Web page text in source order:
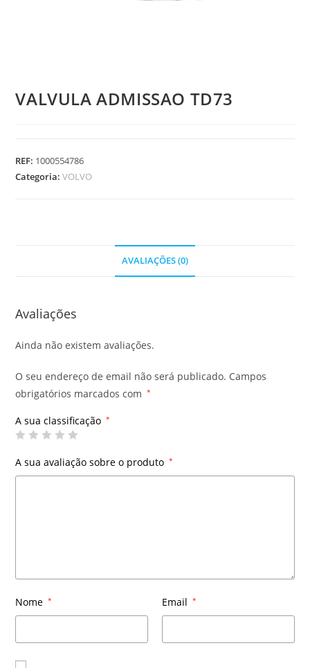
VALVULA ADMISSAO TD73
REF: 1000554786
Categoria:VOLVO
AVALIAÇÕES (0)
Avaliações
Ainda não existem avaliações.
O seu endereço de email não será publicado. Campos
obrigatórios marcados com
*
A sua classificação *
A sua avaliação sobre o produto *
Nome * Email *